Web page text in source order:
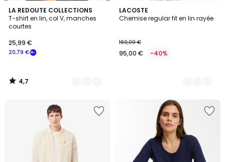
LA REDOUTE COLLECTIONS
T-shirt en lin, col V, manches
courtes
20,79 €
25,99 €
4,7
/ 5
2
Couleurs
4,7
/
LACOSTE
Chemise regular fit en lin rayée
160,00 €
95,00 € -40%
2
Couleurs